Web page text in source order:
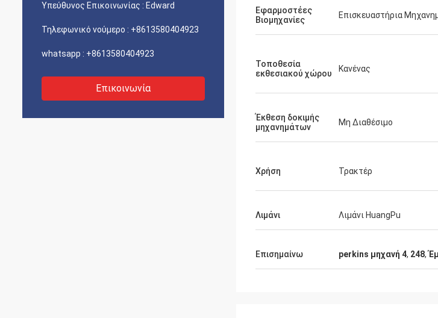
Υπεύθυνος Επικοινωνίας : Edward
Τηλεφωνικό νούμερο : +8613580404923
whatsapp : +8613580404923
Επικοινωνία
Εφαρμοστέες
Βιομηχανίες
Επισκευαστήρια
Τοποθεσία
εκθεσιακού χώρου
Κανένας
Έκθεση δοκιμής
μηχανημάτων
Μη Διαθέσιμο
Χρήση Τρακτέρ
Λιμάνι Λιμάνι HuangPu
Επισημαίνω perkins μηχανή 4, 248,